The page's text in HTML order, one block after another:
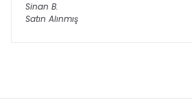
Sinan B.
Satın Alınmış